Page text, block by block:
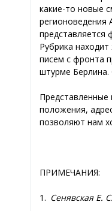
какие-то новые
регионоведения
Рубрика
писем с фронта
штурме Берлина.
положения,
позволяют нам
ПРИМЕЧАНИЯ:
1. Сенявская Е. С.